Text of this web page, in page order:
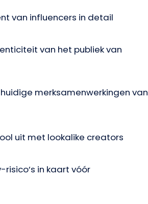
van influencers in detail
van het publiek van
merk­samenwerkingen van
uit met lookalike creators
in kaart vóór